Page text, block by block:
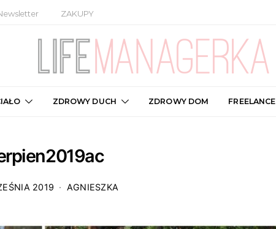
ZAKUPY
ZDROWY DUCH ZDROWY DOM FREELANCE
2019 AGNIESZKA